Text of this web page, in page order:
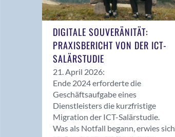
DIGITALE SOUVERÄNITÄT:
PRAXISBERICHT VON DER ICT-
SALÄRSTUDIE
21. April 2026:
Ende 2024 erforderte die
Geschäftsaufgabe eines
Dienstleisters die kurzfristige
Migration der ICT-Salärstudie.
Was als Notfall begann, erwies sich